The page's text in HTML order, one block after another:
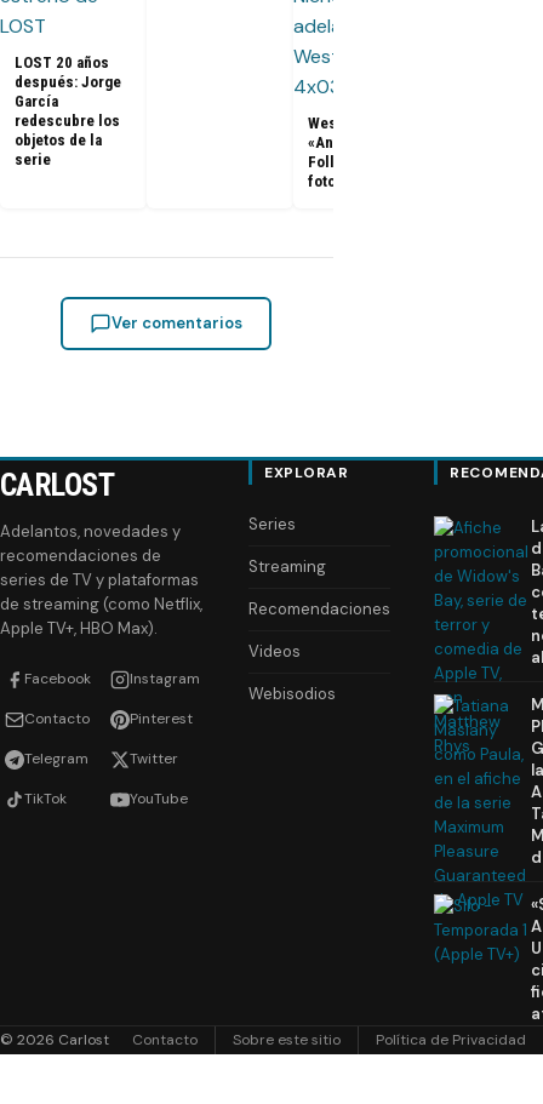
LOST 20 años
después: Jorge
García
redescubre los
objetos de la
serie
Westworld 4x03
«Annees
Folles»: Promo,
fotos y sinopsis
Ver comentarios
CARLOST
Adelantos, novedades y
recomendaciones de
series de TV y plataformas
de streaming (como Netflix,
Apple TV+, HBO Max).
Facebook Instagram
Contacto Pinterest
Telegram Twitter
TikTok YouTube
EXPLORAR
Series
Streaming
Recomendaciones
Videos
Webisodios
© 2026 Carlost Contacto Sobre este sitio Política de Privacidad